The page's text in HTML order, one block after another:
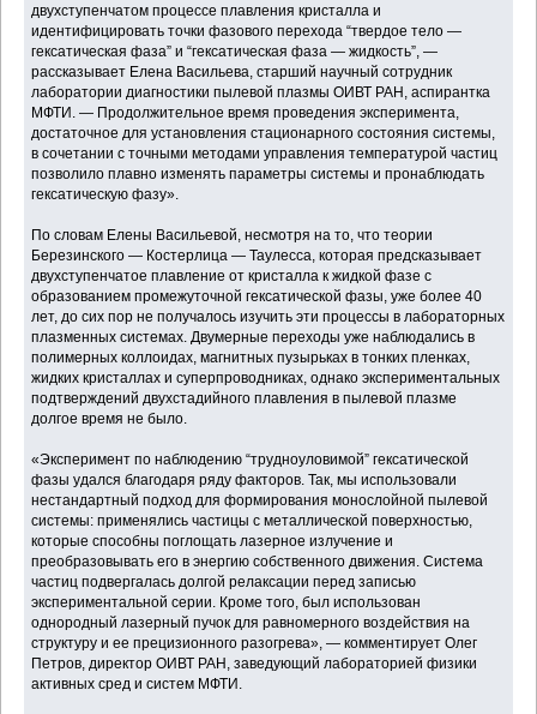
двухступенчатом процессе плавления кристалла и
идентифицировать точки фазового перехода “твердое тело —
гексатическая фаза” и “гексатическая фаза — жидкость”, ―
рассказывает Елена Васильева, старший научный сотрудник
лаборатории диагностики пылевой плазмы ОИВТ РАН, аспирантка
МФТИ. ― Продолжительное время проведения эксперимента,
достаточное для установления стационарного состояния системы,
в сочетании с точными методами управления температурой частиц
позволило плавно изменять параметры системы и пронаблюдать
гексатическую фазу».
По словам Елены Васильевой, несмотря на то, что теории
Березинского — Костерлица — Таулесса, которая предсказывает
двухступенчатое плавление от кристалла к жидкой фазе с
образованием промежуточной гексатической фазы, уже более 40
лет, до сих пор не получалось изучить эти процессы в лабораторных
плазменных системах. Двумерные переходы уже наблюдались в
полимерных коллоидах, магнитных пузырьках в тонких пленках,
жидких кристаллах и суперпроводниках, однако экспериментальных
подтверждений двухстадийного плавления в пылевой плазме
долгое время не было.
«Эксперимент по наблюдению “трудноуловимой” гексатической
фазы удался благодаря ряду факторов. Так, мы использовали
нестандартный подход для формирования монослойной пылевой
системы: применялись частицы с металлической поверхностью,
которые способны поглощать лазерное излучение и
преобразовывать его в энергию собственного движения. Система
частиц подвергалась долгой релаксации перед записью
экспериментальной серии. Кроме того, был использован
однородный лазерный пучок для равномерного воздействия на
структуру и ее прецизионного разогрева», ― комментирует Олег
Петров, директор ОИВТ РАН, заведующий лабораторией физики
активных сред и систем МФТИ.